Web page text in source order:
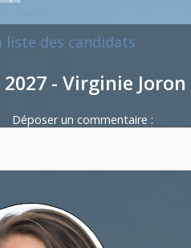
liste des candidats
- Virginie Joron
Déposer un commentaire :
: